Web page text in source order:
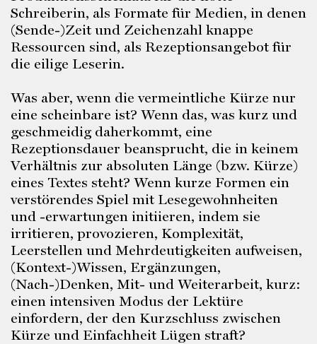
Schreiberin, als Formate für Medien, in denen
(Sende-)Zeit und Zeichenzahl knappe
Ressourcen sind, als Rezeptionsangebot für
die eilige Leserin.
Was aber, wenn die vermeintliche Kürze nur
eine scheinbare ist? Wenn das, was kurz und
geschmeidig daherkommt, eine
Rezeptionsdauer beansprucht, die in keinem
Verhältnis zur absoluten Länge (bzw. Kürze)
eines Textes steht? Wenn kurze Formen ein
verstörendes Spiel mit Lesegewohnheiten
und -erwartungen initiieren, indem sie
irritieren, provozieren, Komplexität,
Leerstellen und Mehrdeutigkeiten aufweisen,
(Kontext-)Wissen, Ergänzungen,
(Nach-)Denken, Mit- und Weiterarbeit, kurz:
einen intensiven Modus der Lektüre
einfordern, der den Kurzschluss zwischen
Kürze und Einfachheit Lügen straft?